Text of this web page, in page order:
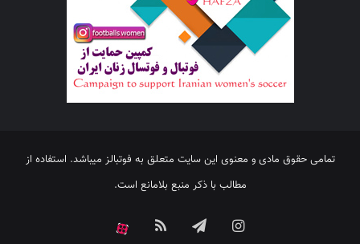
تمامی حقوق مادی و معنوی این سایت متعلق به فوتبالز میباشد. استفاده از
مطالب با ذکر منبع بلامانع است.
اینستاگرامتلگرام خوراک